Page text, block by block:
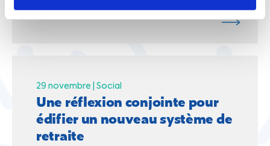
29 novembre | Social
Une réflexion conjointe pour
édifier un nouveau système de
retraite